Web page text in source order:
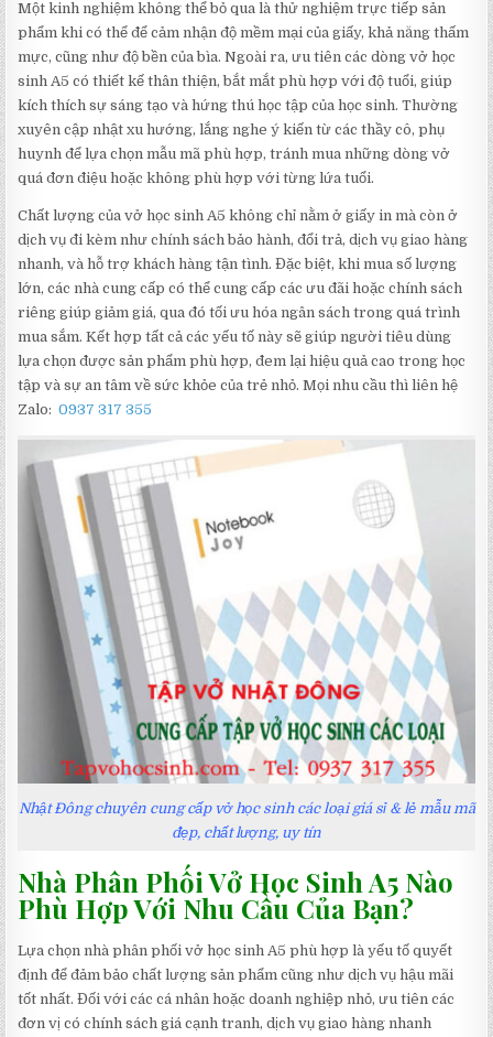
Một kinh nghiệm không thể bỏ qua là thử nghiệm trực tiếp sản
phẩm khi có thể để cảm nhận độ mềm mại của giấy, khả năng thấm
mực, cũng như độ bền của bìa. Ngoài ra, ưu tiên các dòng vở học
sinh A5 có thiết kế thân thiện, bắt mắt phù hợp với độ tuổi, giúp
kích thích sự sáng tạo và hứng thú học tập của học sinh. Thường
xuyên cập nhật xu hướng, lắng nghe ý kiến từ các thầy cô, phụ
huynh để lựa chọn mẫu mã phù hợp, tránh mua những dòng vở
quá đơn điệu hoặc không phù hợp với từng lứa tuổi.
Chất lượng của vở học sinh A5 không chỉ nằm ở giấy in mà còn ở
dịch vụ đi kèm như chính sách bảo hành, đổi trả, dịch vụ giao hàng
nhanh, và hỗ trợ khách hàng tận tình. Đặc biệt, khi mua số lượng
lớn, các nhà cung cấp có thể cung cấp các ưu đãi hoặc chính sách
riêng giúp giảm giá, qua đó tối ưu hóa ngân sách trong quá trình
mua sắm. Kết hợp tất cả các yếu tố này sẽ giúp người tiêu dùng
lựa chọn được sản phẩm phù hợp, đem lại hiệu quả cao trong học
tập và sự an tâm về sức khỏe của trẻ nhỏ. Mọi nhu cầu thì liên hệ
Zalo:0937 317 355
Nhật Đông chuyên cung cấp vở học sinh các loại giá sỉ & lẻ mẫu mã
đẹp, chất lượng, uy tín
Nhà Phân Phối Vở Học Sinh A5 Nào
Phù Hợp Với Nhu Cầu Của Bạn?
Lựa chọn nhà phân phối vở học sinh A5 phù hợp là yếu tố quyết
định để đảm bảo chất lượng sản phẩm cũng như dịch vụ hậu mãi
tốt nhất. Đối với các cá nhân hoặc doanh nghiệp nhỏ, ưu tiên các
đơn vị có chính sách giá cạnh tranh, dịch vụ giao hàng nhanh